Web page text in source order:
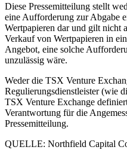
Diese Pressemitteilung stellt
eine Aufforderung zur Abgabe
Wertpapieren dar und gilt nicht
Verkauf von Wertpapieren in
Angebot, eine solche
unzulässig wäre.
Weder die TSX Venture
Regulierungsdienstleister (wie
TSX Venture Exchange
Verantwortung für die
Pressemitteilung.
QUELLE: Northfield Capital